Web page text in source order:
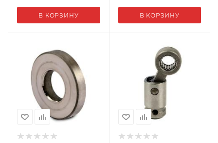
В КОРЗИНУ В КОРЗИНУ